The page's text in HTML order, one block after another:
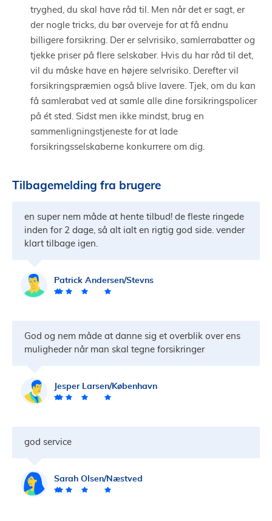
tryghed, du skal have råd til. Men når det er sagt, er
der nogle tricks, du bør overveje for at få endnu
billigere forsikring. Der er selvrisiko, samlerrabatter og
tjekke priser på flere selskaber. Hvis du har råd til det,
vil du måske have en højere selvrisiko. Derefter vil
forsikringspræmien også blive lavere. Tjek, om du kan
få samlerabat ved at samle alle dine forsikringspolicer
på ét sted. Sidst men ikke mindst, brug en
sammenligningstjeneste for at lade
forsikringsselskaberne konkurrere om dig.
Tilbagemelding fra brugere
en super nem måde at hente tilbud! de fleste ringede
inden for 2 dage, så alt ialt en rigtig god side. vender
klart tilbage igen.
Patrick Andersen/Stevns
God og nem måde at danne sig et overblik over ens
muligheder når man skal tegne forsikringer
Jesper Larsen/København
god service
Sarah Olsen/Næstved